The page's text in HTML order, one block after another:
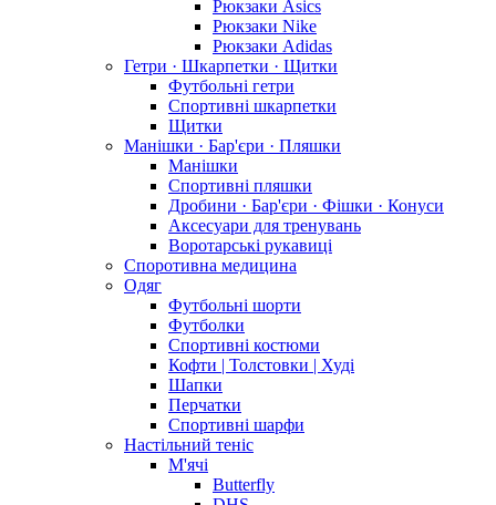
Рюкзаки Asics
Рюкзаки Nike
Рюкзаки Adidas
Гетри · Шкарпетки · Щитки
Футбольні гетри
Спортивні шкарпетки
Щитки
Манішки · Бар'єри · Пляшки
Манішки
Спортивні пляшки
Дробини · Бар'єри · Фішки · Конуси
Аксесуари для тренувань
Воротарські рукавиці
Споротивна медицина
Одяг
Футбольні шорти
Футболки
Спортивні костюми
Кофти | Толстовки | Худі
Шапки
Перчатки
Спортивні шарфи
Настільний теніс
М'ячі
Butterfly